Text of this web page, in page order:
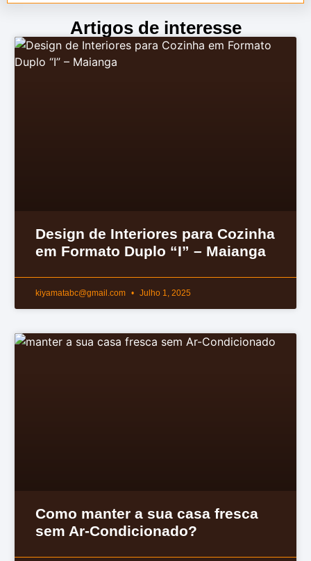
Artigos de interesse
Design de Interiores para Cozinha
em Formato Duplo “I” – Maianga
kiyamatabc@gmail.com Julho 1, 2025
Como manter a sua casa fresca
sem Ar-Condicionado?